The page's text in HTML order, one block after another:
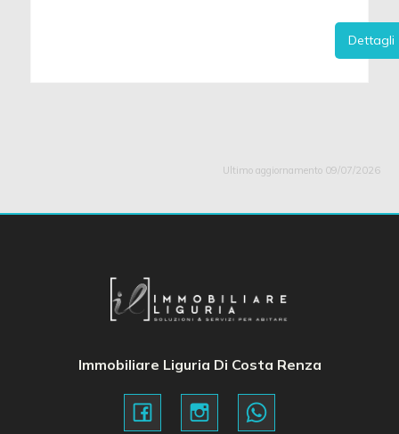
Dettagli
Ultimo aggiornamento 09/07/2026
Immobiliare Liguria Di Costa Renza